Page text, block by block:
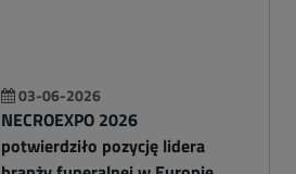
03-06-2026
NECROEXPO 2026
potwierdziło pozycję lidera